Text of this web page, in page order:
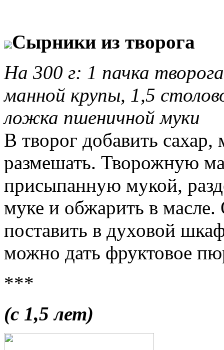
Сырники из творога
На 300 г: 1 пачка
манной крупы, 1,5
ложка пшеничной муки
В творог добавить
размешать. Творожную
присыпанную мукой,
муке и обжарить в
поставить в духовой
можно дать фруктовое
***
(с 1,5 лет)